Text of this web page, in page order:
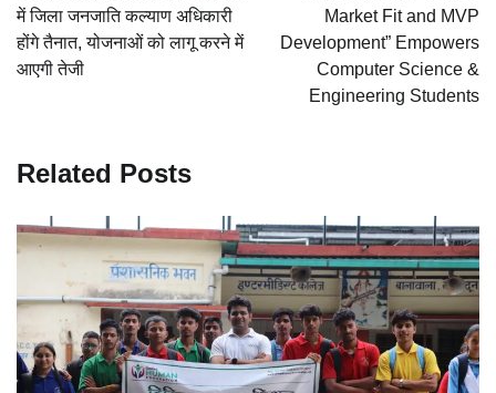
में जिला जनजाति कल्याण अधिकारी
होंगे तैनात, योजनाओं को लागू करने में
आएगी तेजी
Market Fit and MVP
Development” Empowers
Computer Science &
Engineering Students
Related Posts